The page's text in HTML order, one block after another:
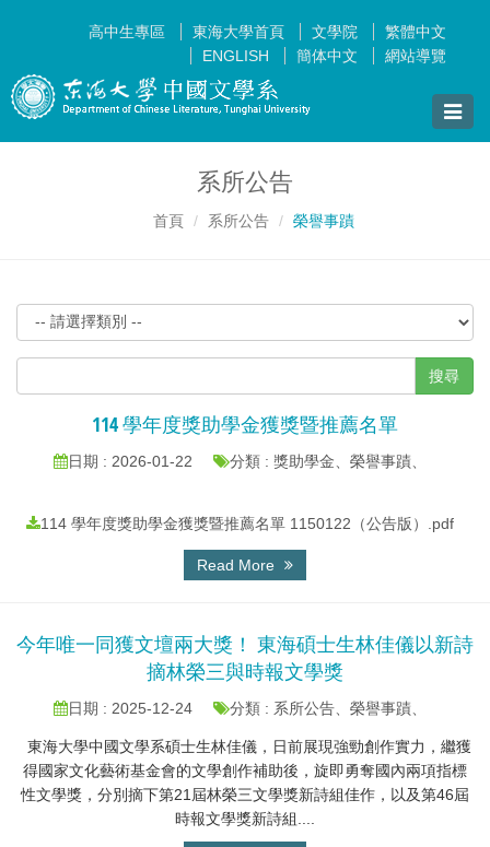
高中生專區 東海大學首頁 文學院
繁體中文
ENGLISH
簡体中文 網站導覽
Toggle
系所公告
首頁 系所公告 榮譽事蹟
搜尋
114 學年度獎助學金獲獎暨推薦名單
日期 : 2026-01-22 分類 : 獎助學金、榮譽事蹟、
114 學年度獎助學金獲獎暨推薦名單 1150122（公告版）.pdf
Read More
今年唯一同獲文壇兩大獎！ 東海碩士生林佳儀以新詩
摘林榮三與時報文學獎
日期 : 2025-12-24 分類 : 系所公告、榮譽事蹟、
東海大學中國文學系碩士生林佳儀，日前展現強勁創作實力，繼獲
得國家文化藝術基金會的文學創作補助後，旋即勇奪國內兩項指標
性文學獎，分別摘下第21屆林榮三文學獎新詩組佳作，以及第46屆
時報文學獎新詩組....